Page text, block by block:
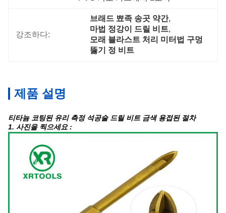
강조하다:
브래드 뾰족 송곳 약간,
마법 정강이 드릴 비트,
모래 블라스트 처리 미터법 구멍
뚫기 정 비트
제품 설명
티타늄 코팅된 유리 측정 석공술 드릴 비트 금색 용접된 절차
1. 사진을 찍으세요 :